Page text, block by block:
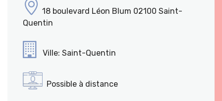
18 boulevard Léon Blum 02100 Saint-
Quentin
Ville: Saint-Quentin
Possible à distance